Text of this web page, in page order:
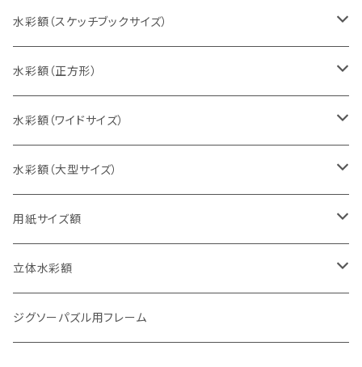
インチ判（203×254ミリ）
八切判（242×303ミリ）
太子判（288×379ミリ）
四切判（348×424ミリ）
大衣判（394×509ミリ）
半切判（424×545ミリ）
三三判（455×606ミリ）
水彩額（スケッチブックサイズ）
スケッチ4Ｆ（352×443ミリ）
スケッチ6Ｆ（458×550ミリ）
スケッチ8Ｆ（520×595ミリ）
スケッチ10Ｆ（595×670ミリ）
水彩額（正方形）
10cm正方形（100×100ミリ）
15cm正方形（150×150ミリ）
20cm正方形（200×200ミリ）
25cm正方形（250×250ミリ）
30cm正方形（300×300ミリ）
水彩額（ワイドサイズ）
15×30cm
20×40cm
25×50cm
30×60cm
水彩額（大型サイズ）
大判（660×850ミリ）
MO判（693×893ミリ）
特全判（780×1050ミリ）
用紙サイズ額
B5判（182×257ミリ）
A4判（210×297ミリ）
立体水彩額
インチ判（203×254ミリ）
ジグソーパズル用フレーム